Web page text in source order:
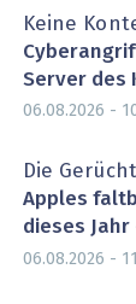
Keine
Server des
06.08.2026 -
Die
Apples
dieses
06.08.2026 -